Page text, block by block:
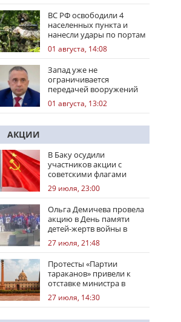
ВС РФ освободили 4
населенных пункта и
нанесли удары по портам
Одессы
01 августа, 14:08
Запад уже не
ограничивается
передачей вооружений
01 августа, 13:02
АКЦИИ
В Баку осудили
участников акции с
советскими флагами
29 июля, 23:00
Ольга Демичева провела
акцию в День памяти
детей-жертв войны в
Донбассе
27 июля, 21:48
Протесты «Партии
тараканов» привели к
отставке министра в
Индии
27 июля, 14:30